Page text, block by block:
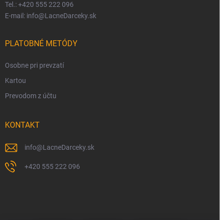
Tel.: +420 555 222 096
E-mail: info@LacneDarceky.sk
PLATOBNÉ METÓDY
Osobne pri prevzatí
Kartou
Prevodom z účtu
KONTAKT
info@LacneDarceky.sk
+420 555 222 096